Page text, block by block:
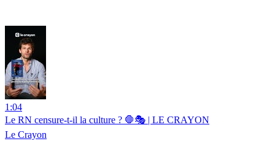
1:04
Le RN censure-t-il la culture ? 🛑🎭 | LE CRAYON
Le Crayon